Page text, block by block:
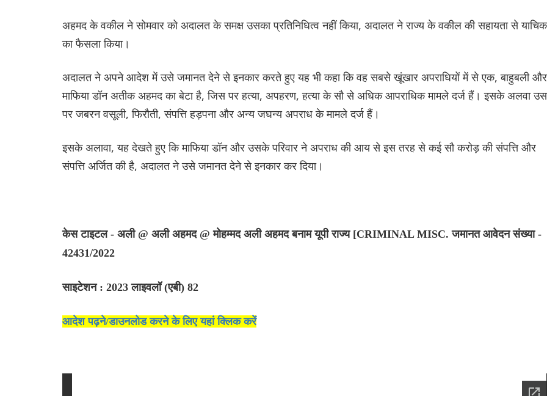
अहमद के वकील ने सोमवार को अदालत के समक्ष उसका प्रतिनिधित्व नहीं किया, अदालत ने राज्य के वकील की सहायता से
का फैसला किया।
अदालत ने अपने आदेश में उसे जमानत देने से इनकार करते हुए यह भी कहा कि वह सबसे खूंखार अपराधियों में से एक, बाहुबली और
माफिया डॉन अतीक अहमद का बेटा है, जिस पर हत्या, अपहरण, हत्या के सौ से अधिक आपराधिक मामले दर्ज हैं। इसके अलवा उस
पर जबरन वसूली, फिरौती, संपत्ति हड़पना और अन्य जघन्य अपराध के मामले दर्ज हैं।
इसके अलावा, यह देखते हुए कि माफिया डॉन और उसके परिवार ने अपराध की आय से इस तरह से कई सौ करोड़ की संपत्ति और
संपत्ति अर्जित की है, अदालत ने उसे जमानत देने से इनकार कर दिया।
केस टाइटल - अली @ अली अहमद @ मोहम्मद अली अहमद बनाम यूपी राज्य [CRIMINAL MISC. जमानत आवेदन संख्या -
42431/2022
साइटेशन : 2023 लाइवलॉ (एबी) 82
आदेश पढ़ने/डाउनलोड करने के लिए यहां क्लिक करें